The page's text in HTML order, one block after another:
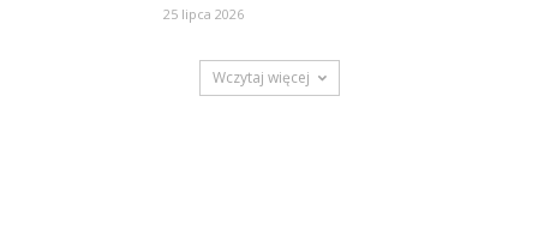
25 lipca 2026
Wczytaj więcej